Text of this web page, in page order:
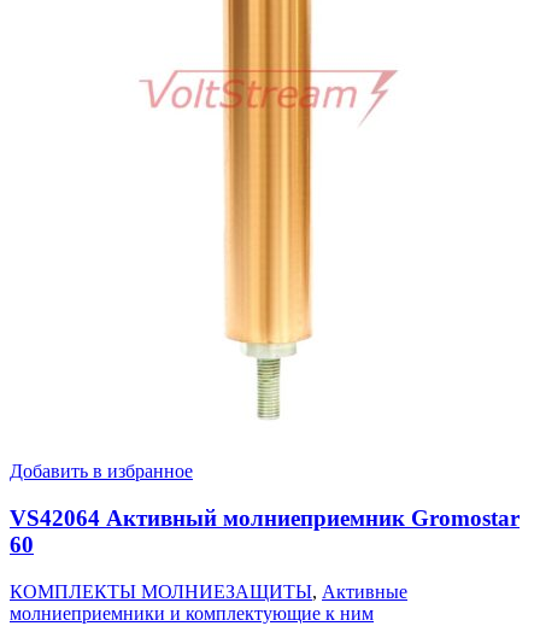
Добавить в избранное
VS42064 Активный молниеприемник Gromostar
60
КОМПЛЕКТЫ МОЛНИЕЗАЩИТЫ, Активные
молниеприемники и комплектующие к ним